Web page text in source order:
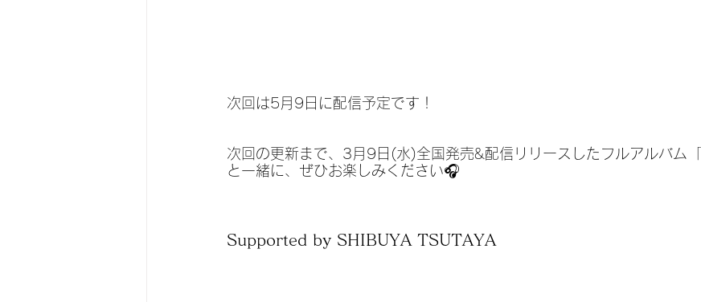
次回は5月9日に配信予定です！
次回の更新まで、3月9日(水)全国発売&配信リリースしたフルアルバム
と一緒に、ぜひお楽しみください🎧
Supported by SHIBUYA TSUTAYA